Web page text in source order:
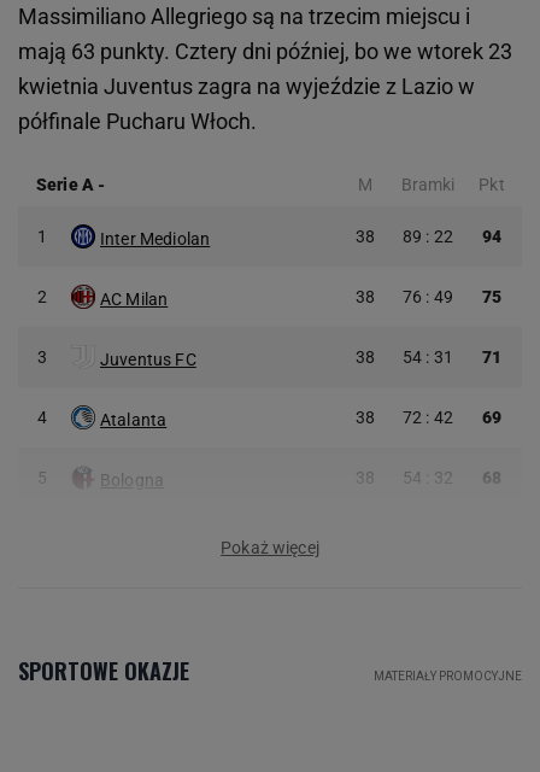
Massimiliano Allegriego są na trzecim miejscu i
mają 63 punkty. Cztery dni później, bo we wtorek 23
kwietnia Juventus zagra na wyjeździe z Lazio w
półfinale Pucharu Włoch.
Serie A- M Bramki Pkt
1 Inter Mediolan 38 89 : 22 94
2 AC Milan 38 76 : 49 75
3 Juventus FC 38 54 : 31 71
4 Atalanta 38 72 : 42 69
5 Bologna 38 54 : 32 68
Pokaż więcej